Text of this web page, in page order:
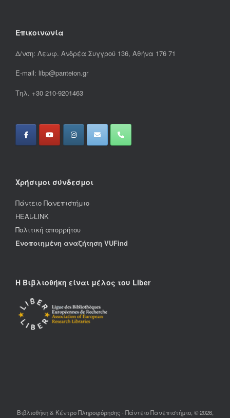
Επικοινωνία
Δ/νση: Λεωφ. Ανδρέα Συγγρού 136, Αθήνα 176 71
E-mail: libp@panteion.gr
Τηλ. +30 210-9201463
Χρήσιμοι σύνδεσμοι
Πάντειο Πανεπιστήμιο
HEAL-LINK
Πολιτική απορρήτου
Ενοποιημένη αναζήτηση VUFind
Η Βιβλιοθήκη είναι μέλος του Liber
Βιβλιοθήκη & Κέντρο Πληροφόρησης - Πάντειο Πανεπιστήμιο, © 2026,